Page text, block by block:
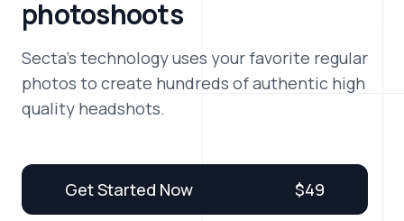
photoshoots
Secta's technology uses your favorite regular
photos to create hundreds of authentic high
quality headshots.
Get Started Now $49